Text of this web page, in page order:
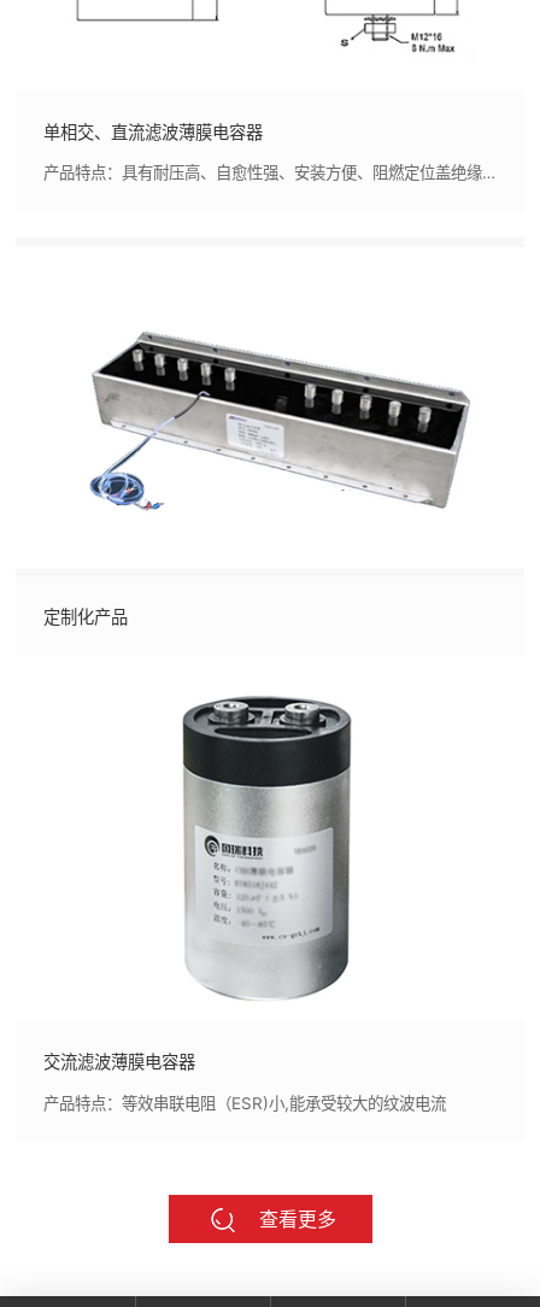
单相交、直流滤波薄膜电容器
产品特点：具有耐压高、自愈性强、安装方便、阻燃定位盖绝缘等优点。能够承受高谐波电流，高dv/dt承受能力
定制化产品
交流滤波薄膜电容器
产品特点：等效串联电阻（ESR)小,能承受较大的纹波电流
查看更多